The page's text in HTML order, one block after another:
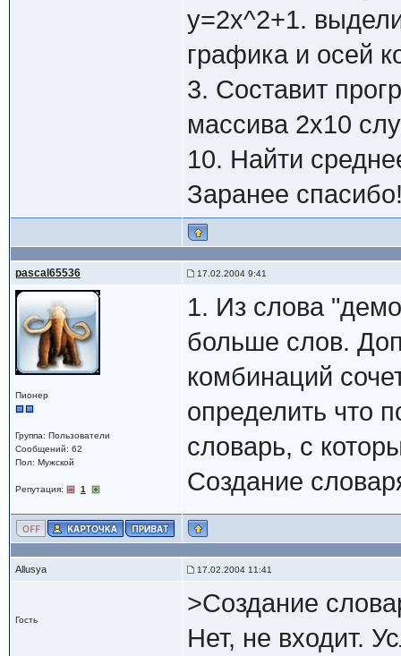
у=2x^2+1.
графика и осей
3. Составит
массива 2х10
10. Найти
Заранее
pascal65536 17.02.2004 9:41
Пионер
Группа: Пользователи
Сообщений: 62
Пол: Мужской
Репутация: 1
1. Из слова
больше слов.
комбинаций
определить что
словарь, с
Создание
Allusya 17.02.2004 11:41
Гость
>Создание
Нет, не входит.